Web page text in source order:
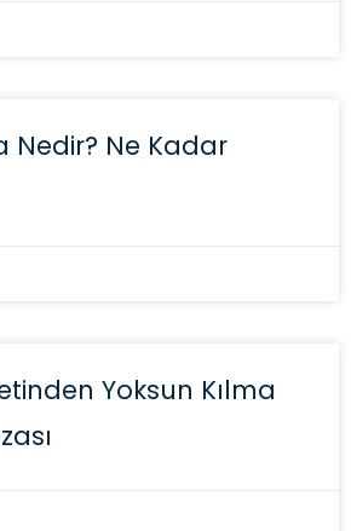
Nedir? Ne Kadar
Yoksun Kılma